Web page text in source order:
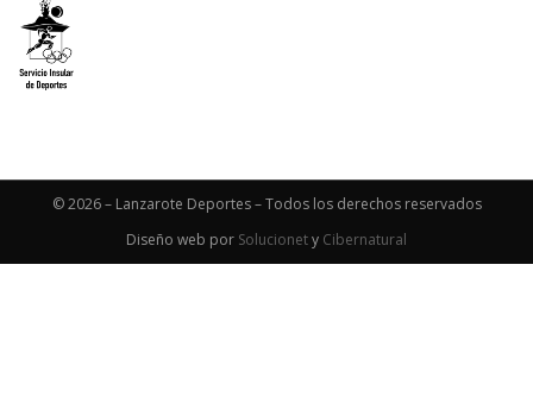
© 2026 – Lanzarote Deportes – Todos los derechos reservados
Diseño web por Solucionety Cibernatural